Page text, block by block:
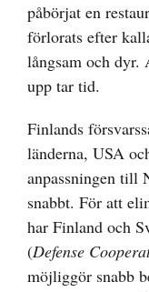
påbörjat en
förlorats efter
långsam och dyr.
upp tar tid.
Finlands
länderna, USA
anpassningen till
snabbt. För att
har Finland och
(Defense
möjliggör snabb